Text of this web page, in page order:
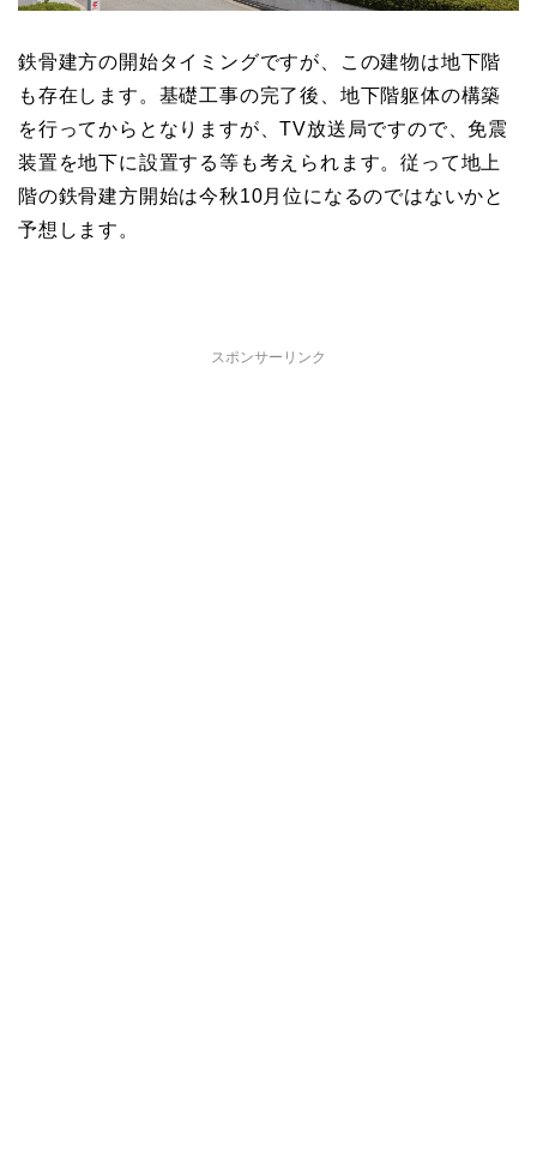
鉄骨建方の開始タイミングですが、この建物は地下階
も存在します。基礎工事の完了後、地下階躯体の構築
を行ってからとなりますが、TV放送局ですので、免震
装置を地下に設置する等も考えられます。従って地上
階の鉄骨建方開始は今秋10月位になるのではないかと
予想します。
スポンサーリンク